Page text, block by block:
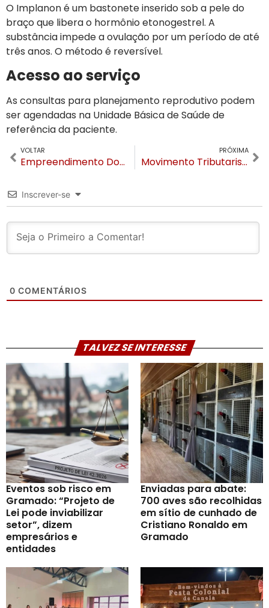
O Implanon é um bastonete inserido sob a pele do
braço que libera o hormônio etonogestrel. A
substância impede a ovulação por um período de até
três anos. O método é reversível.
Acesso ao serviço
As consultas para planejamento reprodutivo podem
ser agendadas na Unidade Básica de Saúde de
referência da paciente.
VOLTAR
Empreendimento Downtown Canela é lançado na Avenida Osvaldo Aranha
PRÓXIMA
Movimento Tributaristas do Sul agenda evento em Florianópolis
Inscrever-se
0 COMENTÁRIOS
TALVEZ SE INTERESSE
Eventos sob risco em
Gramado: “Projeto de
Lei pode inviabilizar
setor”, dizem
empresários e
entidades
Enviadas para abate:
700 aves são recolhidas
em sítio de cunhado de
Cristiano Ronaldo em
Gramado